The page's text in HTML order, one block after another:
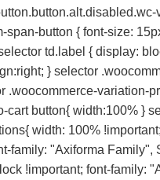
button { font-size:
td.label { display:
} selector
variation-
button{ width:100% }
width: 100%
family: "Axiforma Family",
!important; font-family: